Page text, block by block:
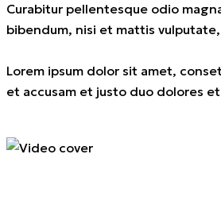
Curabitur pellentesque odio
bibendum, nisi et mattis
Lorem ipsum dolor sit amet,
et accusam et justo duo dolores